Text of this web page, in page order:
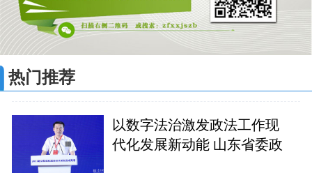
热门推荐
以数字法治激发政法工作现
代化发展新动能 山东省委政